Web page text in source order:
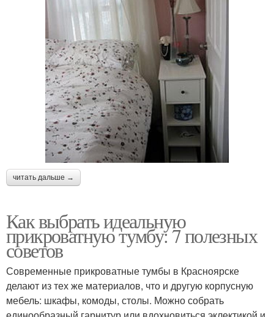
читать дальше →
Как выбрать идеальную
прикроватную тумбу: 7 полезных
советов
Современные прикроватные тумбы в Красноярске
делают из тех же материалов, что и другую корпусную
мебель: шкафы, комоды, столы. Можно собрать